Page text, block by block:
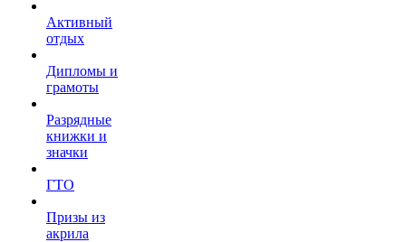
Активный
отдых
Дипломы и
грамоты
Разрядные
книжки и
значки
ГТО
Призы из
акрила